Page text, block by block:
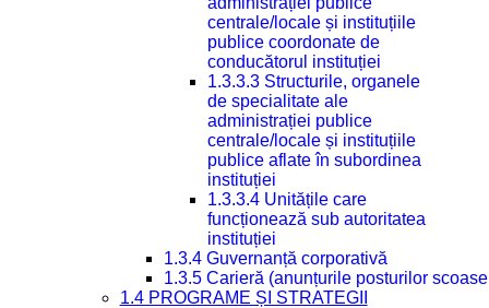
centrale/locale și instituțiile
publice coordonate de
conducătorul instituției
1.3.3.3 Structurile, organele
de specialitate ale
administrației publice
centrale/locale și instituțiile
publice aflate în subordinea
instituției
1.3.3.4 Unitățile care
funcționează sub autoritatea
instituției
1.3.4 Guvernanță corporativă
1.3.5 Carieră (anunțurile posturilor
1.4 PROGRAME ȘI STRATEGII